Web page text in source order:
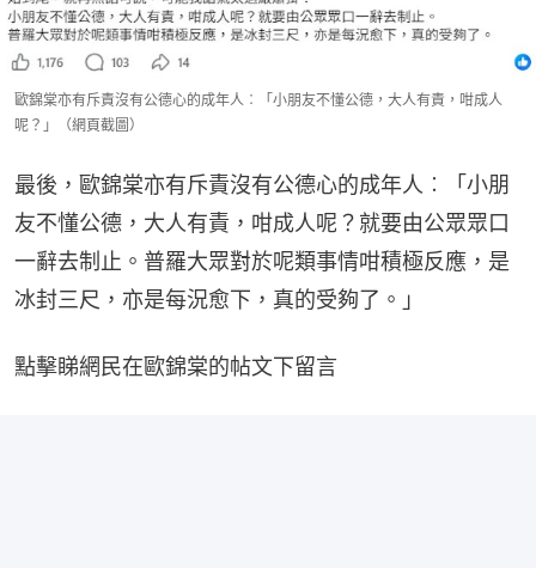
歐錦棠亦有斥責沒有公德心的成年人︰「小朋友不懂公德，大人有責，咁成人
呢？」（網頁截圖）
最後，歐錦棠亦有斥責沒有公德心的成年人︰「小朋
友不懂公德，大人有責，咁成人呢？就要由公眾眾口
一辭去制止。普羅大眾對於呢類事情咁積極反應，是
冰封三尺，亦是每況愈下，真的受夠了。」
點擊睇網民在歐錦棠的帖文下留言